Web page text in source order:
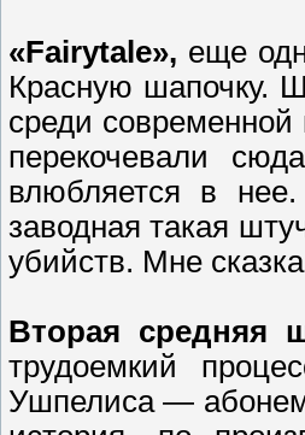
«Fairytale», еще
Красную шапочку.
среди
перекочевали
влюбляется в
заводная такая
убийств. Мне
Вторая средняя
трудоемкий
Ушпелиса —